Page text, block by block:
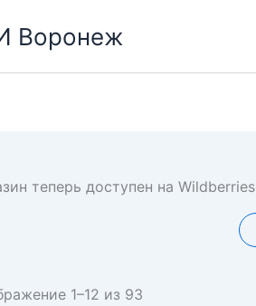
Воронеж
теперь доступен на Wildberries
1–12 из 93